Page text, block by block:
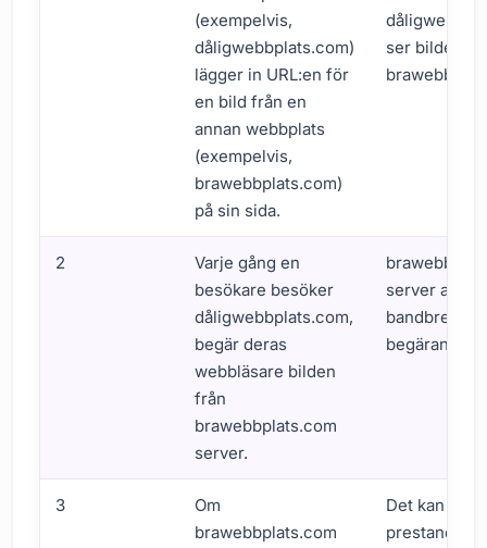
(exempelvis,
dåligwebbplats.com)
lägger in URL:en för
en bild från en
annan webbplats
(exempelvis,
brawebbplats.com)
på sin sida.
ser bilden
2
Varje gång en
besökare besöker
dåligwebbplats.com,
begär deras
webbläsare bilden
från
brawebbplats.com
server.
server
bandbredd
begäran.
3
Om
brawebbplats.com
Det kan